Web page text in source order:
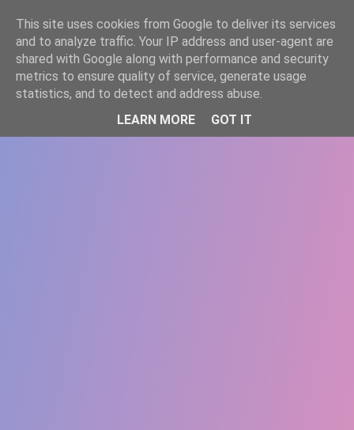
WWW.GAZISTI.RO
This site uses cookies from Google to deliver its services
and to analyze traffic. Your IP address and user-agent are
shared with Google along with performance and security
metrics to ensure quality of service, generate usage
statistics, and to detect and address abuse.
LEARN MORE
GOT IT